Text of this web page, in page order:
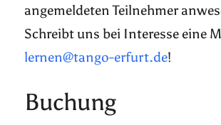
angemeldeten Teilnehmer
Schreibt uns bei Interesse eine
lernen@tango-erfurt.de!
Buchung